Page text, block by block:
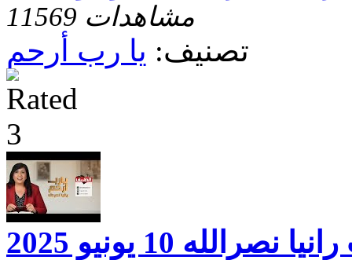
11569 مشاهدات
تصنيف: يا رب أرحم
10 يونيو 2025